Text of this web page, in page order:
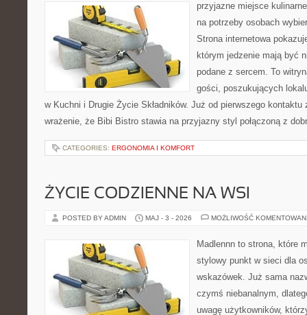
przyjazne miejsce
na potrzeby osobach
Strona internetowa
którym jedzenie mają być
podane z sercem. To
gości, poszukujących
w Kuchni i Drugie Życie Składników. Już od pierwszego
wrażenie, że Bibi Bistro stawia na przyjazny styl połączoną z
CATEGORIES: ERGONOMIA I KOMFORT
ŻYCIE CODZIENNE NA WSI
POSTED BY ADMIN MAJ - 3 - 2026 MOŻLIWOŚĆ
Madlennn to strona, które
stylowy punkt w sieci dla
wskazówek. Już sama
czymś niebanalnym,
uwagę użytkowników,